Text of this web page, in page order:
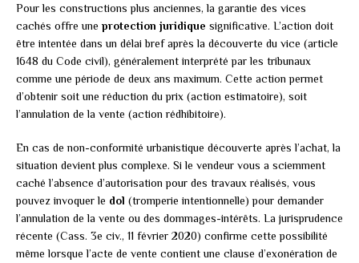
Pour les constructions plus anciennes, la garantie des vices
cachés offre une protection juridique significative. L’action doit
être intentée dans un délai bref après la découverte du vice (article
1648 du Code civil), généralement interprété par les tribunaux
comme une période de deux ans maximum. Cette action permet
d’obtenir soit une réduction du prix (action estimatoire), soit
l’annulation de la vente (action rédhibitoire).
En cas de non-conformité urbanistique découverte après l’achat, la
situation devient plus complexe. Si le vendeur vous a sciemment
caché l’absence d’autorisation pour des travaux réalisés, vous
pouvez invoquer le dol (tromperie intentionnelle) pour demander
l’annulation de la vente ou des dommages-intérêts. La jurisprudence
récente (Cass. 3e civ., 11 février 2020) confirme cette possibilité
même lorsque l’acte de vente contient une clause d’exonération de